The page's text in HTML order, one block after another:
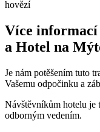
hovězí
Více informací
a Hotel na
Je nám potěšením tuto
Vašemu odpočinku a
Návštěvníkům hotelu je
odborným vedením.